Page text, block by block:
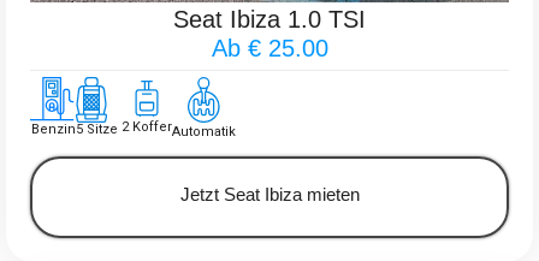
Seat Ibiza 1.0 TSI
Ab € 25.00
Benzin5 Sitze 2 KofferAutomatik
Jetzt Seat Ibiza mieten